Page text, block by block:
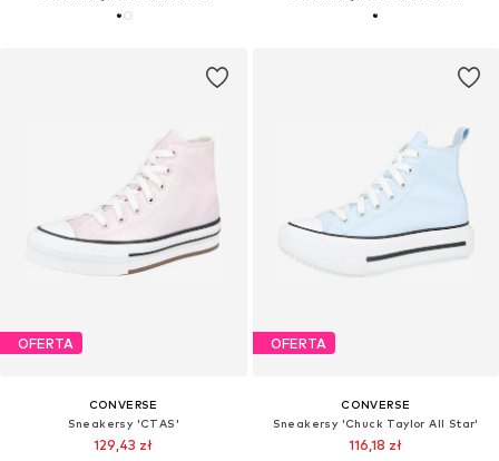
OFERTA
CONVERSE
Sneakersy 'CTAS'
129,43 zł
OFERTA
CONVERSE
Sneakersy 'Chuck Taylor All Star'
116,18 zł